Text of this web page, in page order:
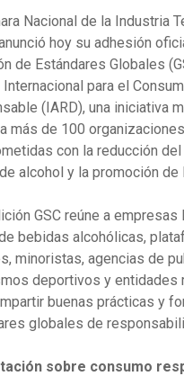
Nacional de la Industria
hoy su adhesión
de Estándares Globales
para el
(IARD), una iniciativa
más de 100 organizaciones
con la reducción
alcohol y la promoción de
GSC reúne a
bebidas alcohólicas,
minoristas, agencias de
deportivos y entidades
buenas prácticas y
globales de
sobre consumo